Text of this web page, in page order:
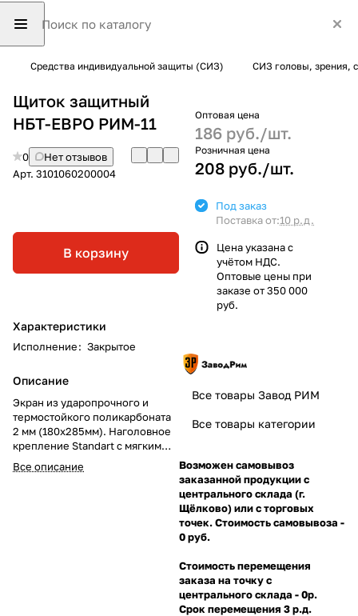
Средства индивидуальной защиты (СИЗ) СИЗ головы, зрения,
Щиток защитный
НБТ-ЕВРО РИМ-11
0
Нет отзывов
Арт. 3101060200004
В корзину
Характеристики
Исполнение: Закрытое
Описание
Экран из ударопрочного и
термостойкого поликарбоната
2 мм (180х285мм). Наголовное
крепление Standart с мягким
обтюратором. Оснащен
подбородником для
Все описание
Оптовая цена
186 руб./шт.
Розничная цена
208 руб./шт.
Под заказ
Поставка от:10 р.д.
Цена указана с
учётом НДС.
Оптовые цены при
заказе от 350 000
руб.
Все товары Завод РИМ
Все товары категории
Возможен самовывоз
заказанной продукции с
центрального склада (г.
Щёлково) или с торговых
точек. Стоимость самовывоза -
0 руб.
Стоимость перемещения
заказа на точку с
центрального склада - 0р.
Срок перемещения 3 р.д.